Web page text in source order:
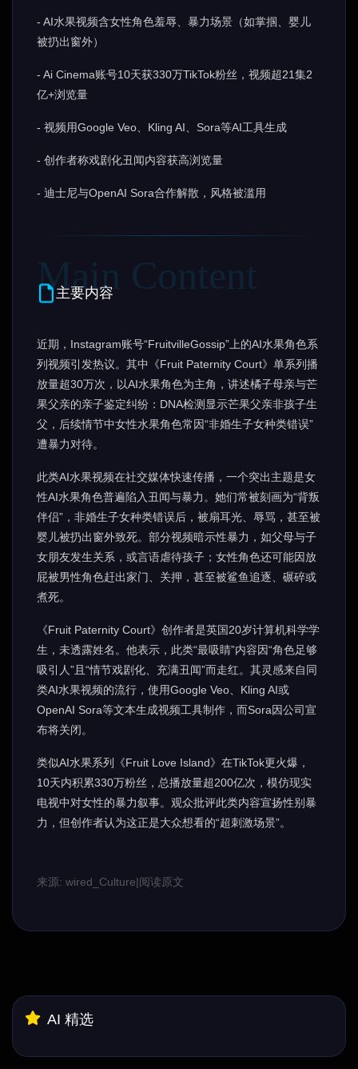
- AI水果视频含女性角色羞辱、暴力场景（如掌掴、婴儿
被扔出窗外）
- Ai Cinema账号10天获330万TikTok粉丝，视频超21集2
亿+浏览量
- 视频用Google Veo、Kling AI、Sora等AI工具生成
- 创作者称戏剧化丑闻内容获高浏览量
- 迪士尼与OpenAI Sora合作解散，风格被滥用
主要内容
近期，Instagram账号“FruitvilleGossip”上的AI水果角色系
列视频引发热议。其中《Fruit Paternity Court》单系列播
放量超30万次，以AI水果角色为主角，讲述橘子母亲与芒
果父亲的亲子鉴定纠纷：DNA检测显示芒果父亲非孩子生
父，后续情节中女性水果角色常因“非婚生子女种类错误”
遭暴力对待。
此类AI水果视频在社交媒体快速传播，一个突出主题是女
性AI水果角色普遍陷入丑闻与暴力。她们常被刻画为“背叛
伴侣”，非婚生子女种类错误后，被扇耳光、辱骂，甚至被
婴儿被扔出窗外致死。部分视频暗示性暴力，如父母与子
女朋友发生关系，或言语虐待孩子；女性角色还可能因放
屁被男性角色赶出家门、关押，甚至被鲨鱼追逐、碾碎或
煮死。
《Fruit Paternity Court》创作者是英国20岁计算机科学学
生，未透露姓名。他表示，此类“最吸睛”内容因“角色足够
吸引人”且“情节戏剧化、充满丑闻”而走红。其灵感来自同
类AI水果视频的流行，使用Google Veo、Kling AI或
OpenAI Sora等文本生成视频工具制作，而Sora因公司宣
布将关闭。
类似AI水果系列《Fruit Love Island》在TikTok更火爆，
10天内积累330万粉丝，总播放量超200亿次，模仿现实
电视中对女性的暴力叙事。观众批评此类内容宣扬性别暴
力，但创作者认为这正是大众想看的“超刺激场景”。
来源: wired_Culture|阅读原文
AI 精选